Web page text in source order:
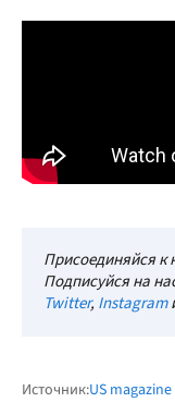
Присоединяйся к
Подписуйся на
Twitter, Instagram
Источник:US magazine